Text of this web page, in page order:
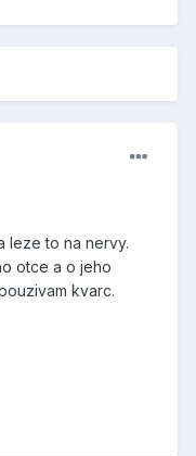
leze to na nervy.
otce a o jeho
kvarc.